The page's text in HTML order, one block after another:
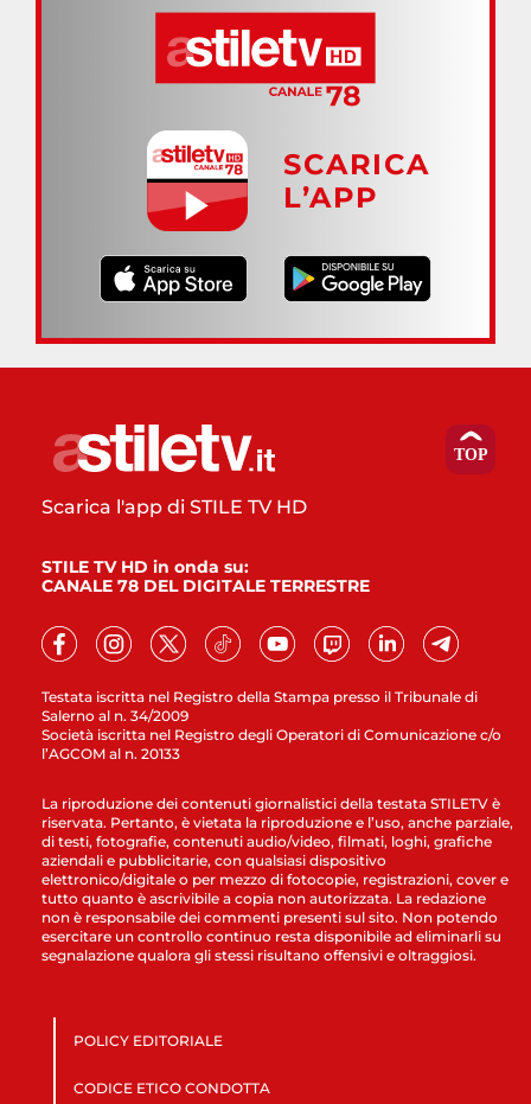
SCARICA
L’APP
Testata iscritta nel Registro della Stampa presso il Tribunale di
Salerno al n. 34/2009
Società iscritta nel Registro degli Operatori di Comunicazione c/o
l’AGCOM al n. 20133
Scarica l'app di STILE TV HD
STILE TV HD in onda su:
CANALE 78 DEL DIGITALE TERRESTRE
La riproduzione dei contenuti giornalistici della testata STILETV è
riservata. Pertanto, è vietata la riproduzione e l’uso, anche parziale,
di testi, fotografie, contenuti audio/video, filmati, loghi, grafiche
aziendali e pubblicitarie, con qualsiasi dispositivo
elettronico/digitale o per mezzo di fotocopie, registrazioni, cover e
tutto quanto è ascrivibile a copia non autorizzata. La redazione
non è responsabile dei commenti presenti sul sito. Non potendo
esercitare un controllo continuo resta disponibile ad eliminarli su
segnalazione qualora gli stessi risultano offensivi e oltraggiosi.
POLICY EDITORIALE
CODICE ETICO CONDOTTA